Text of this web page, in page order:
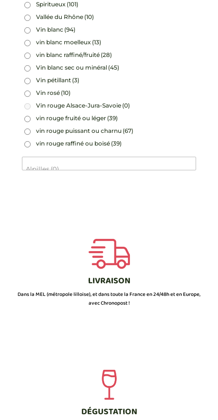
Spiritueux (101)
Vallée du Rhône (10)
Vin blanc (94)
vin blanc moelleux (13)
vin blanc raffiné/fruité (28)
Vin blanc sec ou minéral (45)
Vin pétillant (3)
Vin rosé (10)
Vin rouge Alsace-Jura-Savoie (0)
vin rouge fruité ou léger (39)
vin rouge puissant ou charnu (67)
vin rouge raffiné ou boisé (39)
LIVRAISON
Dans la MEL (métropole lilloise), et dans toute la France en 24/48h et en Europe,
avec Chronopost !
DÉGUSTATION